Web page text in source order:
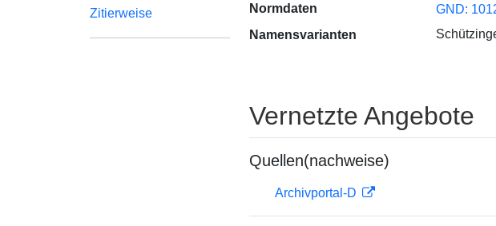
Zitierweise
Normdaten
GND:
Namensvarianten
Vernetzte Angebote
Quellen(nachweise)
Archivportal-D